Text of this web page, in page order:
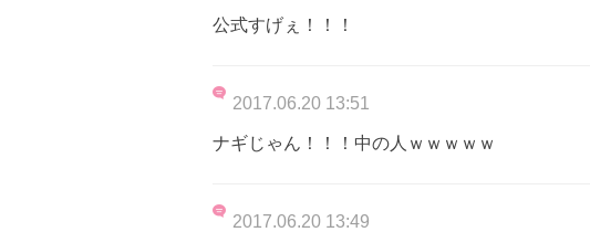
公式すげぇ！！！
2017.06.20 13:51
ナギじゃん！！！中の人ｗｗｗｗｗ
2017.06.20 13:49